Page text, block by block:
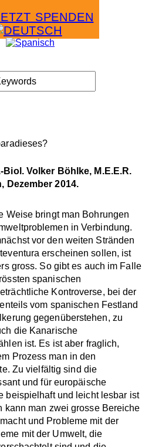
SPENDEN
Volker Böhlke, M.E.E.R.
Dezember 2014.
Weise bringt man Bohrungen
in Verbindung.
vor den weiten Stränden
erscheinen sollen, ist
gross. So gibt es auch im Falle
spanischen
Kontroverse, bei der
vom spanischen Festland
gegenüberstehen, zu
die Kanarische
ist. Es ist aber fraglich,
Prozess man in den
Zu vielfältig sind die
und für europäische
beispielhaft und leicht lesbar ist
kann man zwei grosse Bereiche
und Probleme mit der
mit der Umwelt, die